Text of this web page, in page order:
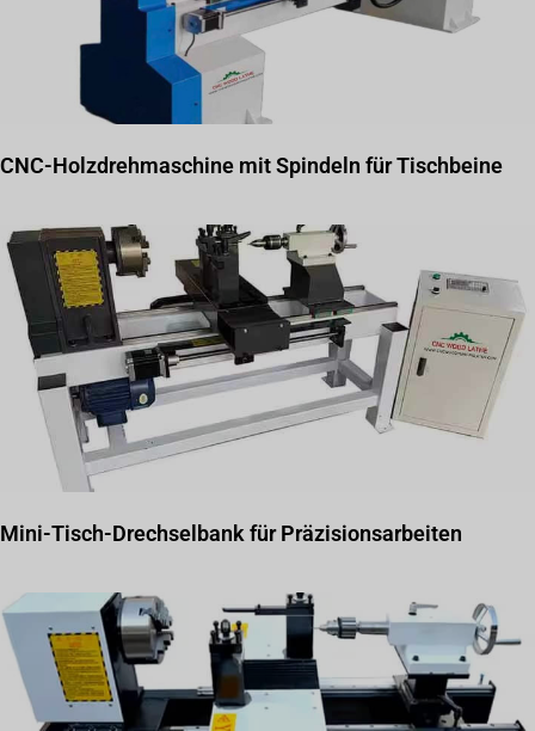
CNC-Holzdrehmaschine mit Spindeln für Tischbeine
Mini-Tisch-Drechselbank für Präzisionsarbeiten